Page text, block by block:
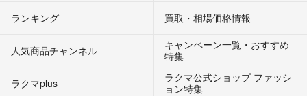
ランキング 買取・相場価格情報
人気商品チャンネル
キャンペーン一覧・おすすめ
特集
ラクマplus
ラクマ公式ショップ ファッシ
ョン特集